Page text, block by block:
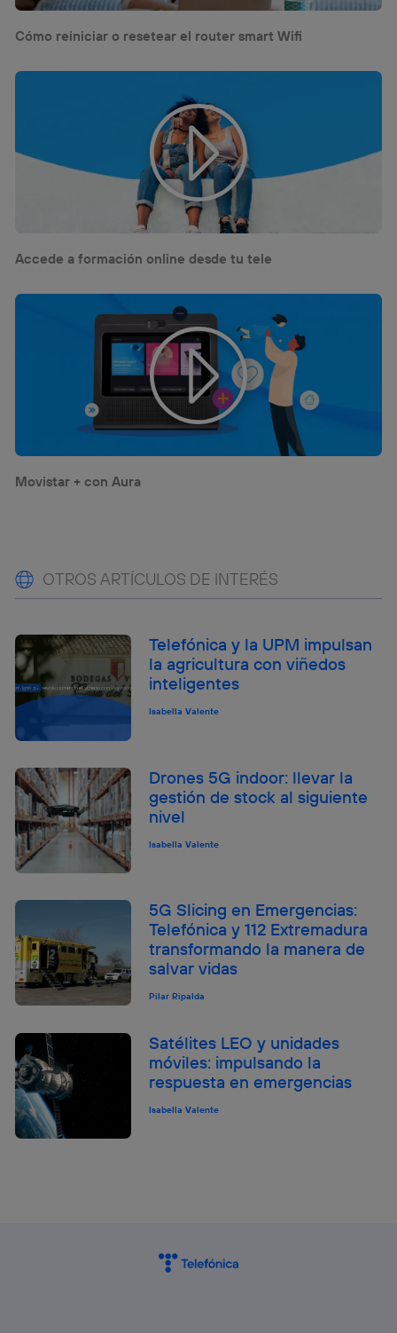
Cómo reiniciar o resetear el router smart Wifi
Accede a formación online desde tu tele
Movistar + con Aura
OTROS ARTÍCULOS DE INTERÉS
Telefónica y la UPM impulsan
la agricultura con viñedos
inteligentes
Isabella Valente
Drones 5G indoor: llevar la
gestión de stock al siguiente
nivel
Isabella Valente
5G Slicing en Emergencias:
Telefónica y 112 Extremadura
transformando la manera de
salvar vidas
Pilar Ripalda
Satélites LEO y unidades
móviles: impulsando la
respuesta en emergencias
Isabella Valente